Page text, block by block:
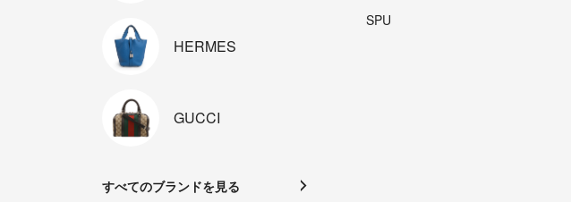
HERMES
GUCCI
すべてのブランドを見る
SPU